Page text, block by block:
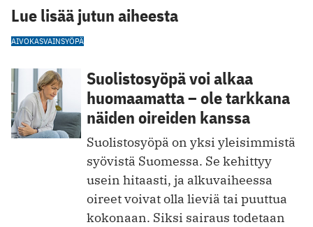
Lue lisää jutun aiheesta
AIVOKASVAINSYÖPÄ
Suolistosyöpä voi alkaa
huomaamatta – ole tarkkana
näiden oireiden kanssa
Suolistosyöpä on yksi yleisimmistä
syövistä Suomessa. Se kehittyy
usein hitaasti, ja alkuvaiheessa
oireet voivat olla lieviä tai puuttua
kokonaan. Siksi sairaus todetaan